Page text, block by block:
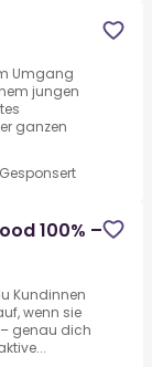
Umgang
jungen
ganzen
Gesponsert
100% –
Kundinnen
wenn sie
– genau dich